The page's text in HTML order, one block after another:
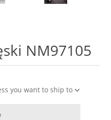
NM97105
you want to ship to